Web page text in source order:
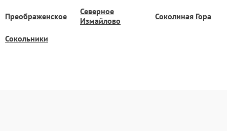
Преображенское
Северное
Измайлово
Соколиная Гора
Сокольники